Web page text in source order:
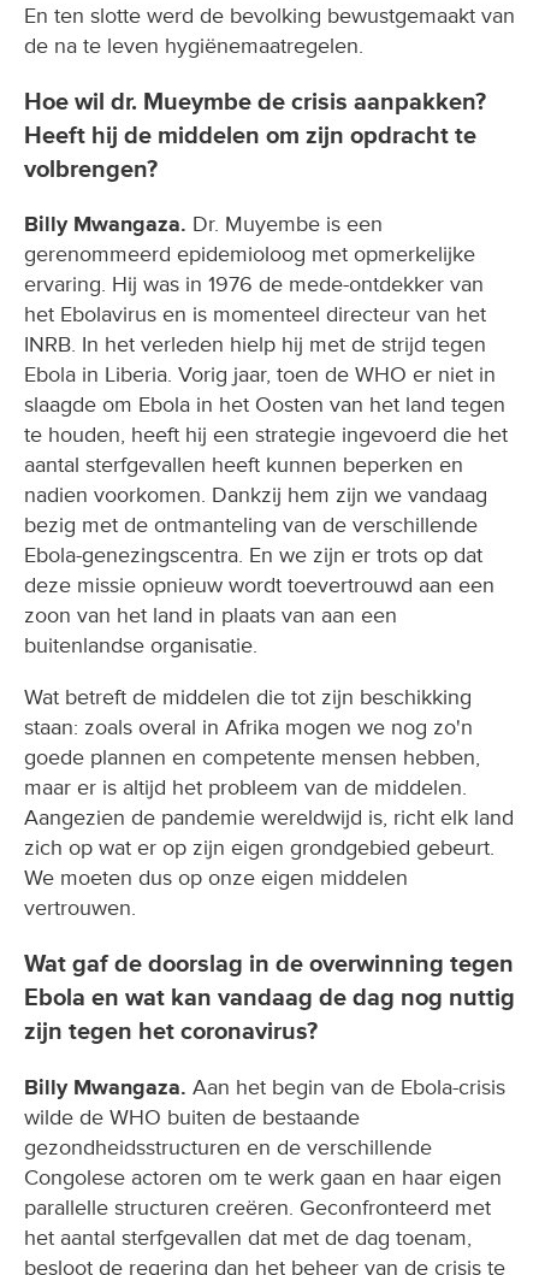
En ten slotte werd de bevolking bewustgemaakt van
de na te leven hygiënemaatregelen.
Hoe wil dr. Mueymbe de crisis aanpakken?
Heeft hij de middelen om zijn opdracht te
volbrengen?
Billy Mwangaza. Dr. Muyembe is een
gerenommeerd epidemioloog met opmerkelijke
ervaring. Hij was in 1976 de mede-ontdekker van
het Ebolavirus en is momenteel directeur van het
INRB. In het verleden hielp hij met de strijd tegen
Ebola in Liberia. Vorig jaar, toen de WHO er niet in
slaagde om Ebola in het Oosten van het land tegen
te houden, heeft hij een strategie ingevoerd die het
aantal sterfgevallen heeft kunnen beperken en
nadien voorkomen. Dankzij hem zijn we vandaag
bezig met de ontmanteling van de verschillende
Ebola-genezingscentra. En we zijn er trots op dat
deze missie opnieuw wordt toevertrouwd aan een
zoon van het land in plaats van aan een
buitenlandse organisatie.
Wat betreft de middelen die tot zijn beschikking
staan: zoals overal in Afrika mogen we nog zo'n
goede plannen en competente mensen hebben,
maar er is altijd het probleem van de middelen.
Aangezien de pandemie wereldwijd is, richt elk land
zich op wat er op zijn eigen grondgebied gebeurt.
We moeten dus op onze eigen middelen
vertrouwen.
Wat gaf de doorslag in de overwinning tegen
Ebola en wat kan vandaag de dag nog nuttig
zijn tegen het coronavirus?
Billy Mwangaza. Aan het begin van de Ebola-crisis
wilde de WHO buiten de bestaande
gezondheidsstructuren en de verschillende
Congolese actoren om te werk gaan en haar eigen
parallelle structuren creëren. Geconfronteerd met
het aantal sterfgevallen dat met de dag toenam,
besloot de regering dan het beheer van de crisis te